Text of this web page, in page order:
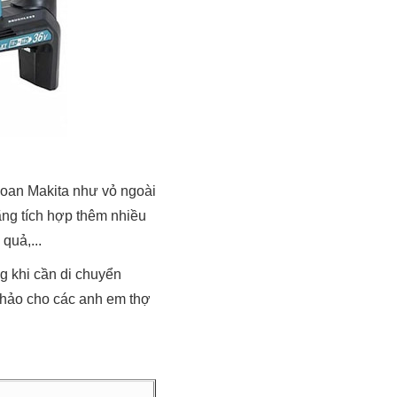
Makita như vỏ ngoài
tích hợp thêm nhiều
khi cần di chuyển
cho các anh em thợ